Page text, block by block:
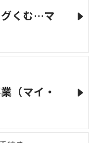
年始を覗く）
くむ…マ
（マイ・